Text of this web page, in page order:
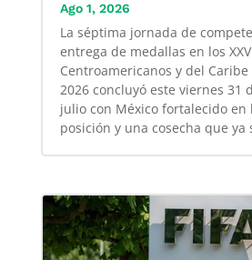
Ago 1, 2026
La séptima jornada de
entrega de medallas en los XXV
Centroamericanos y del
2026 concluyó este viernes 31
julio con México fortalecido en
posición y una cosecha que ya